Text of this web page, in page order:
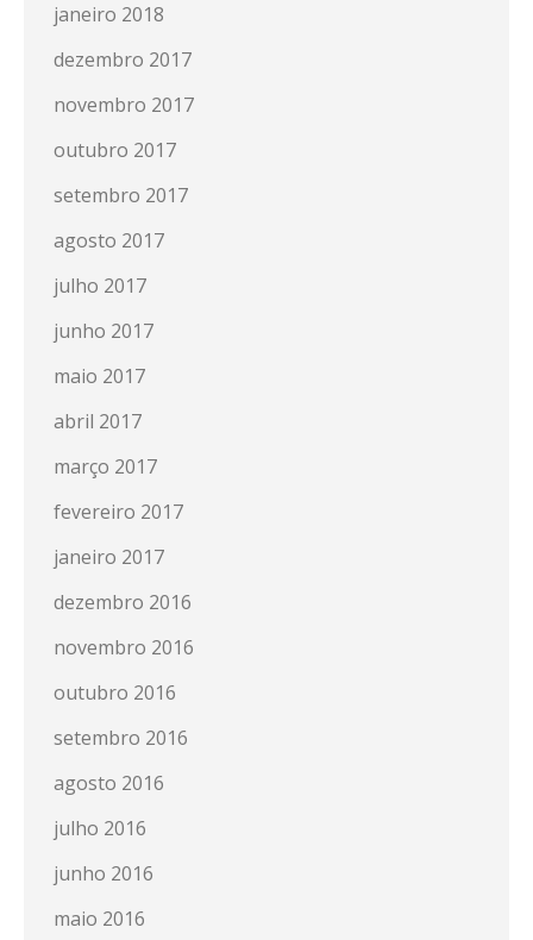
janeiro 2018
dezembro 2017
novembro 2017
outubro 2017
setembro 2017
agosto 2017
julho 2017
junho 2017
maio 2017
abril 2017
março 2017
fevereiro 2017
janeiro 2017
dezembro 2016
novembro 2016
outubro 2016
setembro 2016
agosto 2016
julho 2016
junho 2016
maio 2016